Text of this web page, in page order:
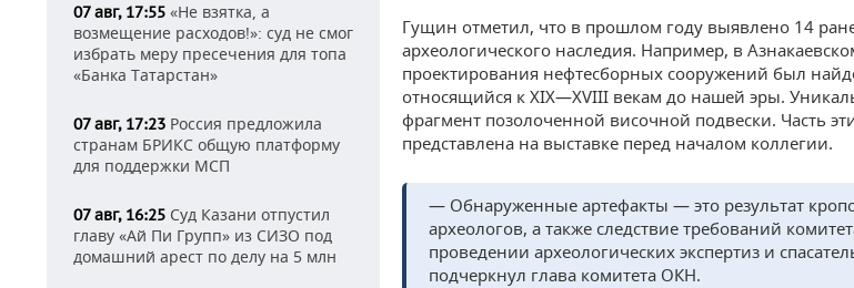
07 авг, 17:55 «Не взятка, а
возмещение расходов!»: суд не смог
избрать меру пресечения для топа
«Банка Татарстан»
07 авг, 17:23 Россия предложила
странам БРИКС общую платформу
для поддержки МСП
07 авг, 16:25 Суд Казани отпустил
главу «Ай Пи Групп» из СИЗО под
домашний арест по делу на 5 млн
Гущин отметил, что в прошлом году выявлено 14
археологического наследия. Например, в
проектирования нефтесборных сооружений был
относящийся к XIX—XVIII векам до нашей эры.
фрагмент позолоченной височной подвески. Часть
представлена на выставке перед началом коллегии.
— Обнаруженные артефакты — это результат
археологов, а также следствие требований
проведении археологических экспертиз и
подчеркнул глава комитета ОКН.